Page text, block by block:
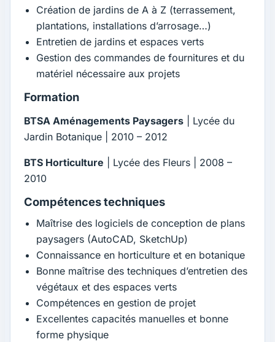
Création de jardins de A à Z (terrassement,
plantations, installations d’arrosage…)
Entretien de jardins et espaces verts
Gestion des commandes de fournitures et du
matériel nécessaire aux projets
Formation
BTSA Aménagements Paysagers | Lycée du
Jardin Botanique | 2010 – 2012
BTS Horticulture | Lycée des Fleurs | 2008 –
2010
Compétences techniques
Maîtrise des logiciels de conception de plans
paysagers (AutoCAD, SketchUp)
Connaissance en horticulture et en botanique
Bonne maîtrise des techniques d’entretien des
végétaux et des espaces verts
Compétences en gestion de projet
Excellentes capacités manuelles et bonne
forme physique